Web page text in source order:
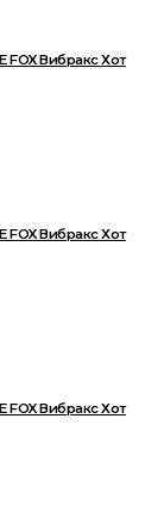
FOX Вибракс Хот
FOX Вибракс Хот
FOX Вибракс Хот